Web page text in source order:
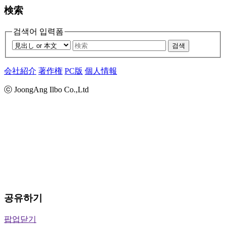
検索
검색어 입력폼
검색
会社紹介 著作権 PC版 個人情報
ⓒ JoongAng Ilbo Co.,Ltd
공유하기
팝업닫기